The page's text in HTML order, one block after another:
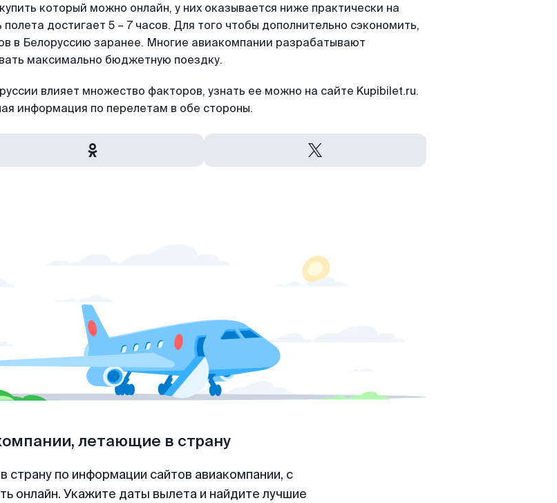
который можно онлайн, у них оказывается ниже практически на
достигает 5 – 7 часов. Для того чтобы дополнительно сэкономить,
в Белоруссию заранее. Многие авиакомпании разрабатывают
максимально бюджетную поездку.
влияет множество факторов, узнать ее можно на сайте Kupibilet.ru.
информация по перелетам в обе стороны.
летающие в страну
по информации сайтов авиакомпании, с
онлайн. Укажите даты вылета и найдите лучшие